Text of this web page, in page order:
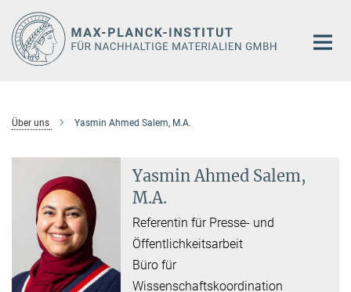
Hauptinhalt
Über uns Yasmin Ahmed Salem, M.A.
Yasmin Ahmed Salem,
M.A.
Referentin für Presse- und
Öffentlichkeitsarbeit
Büro für
Wissenschaftskoordination